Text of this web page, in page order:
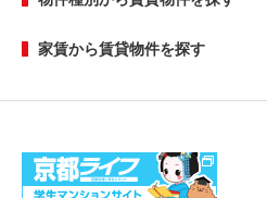
家賃から賃貸物件を探す